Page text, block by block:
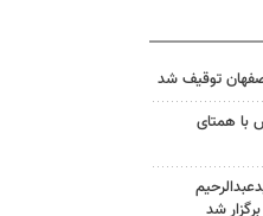
با همتای
شد